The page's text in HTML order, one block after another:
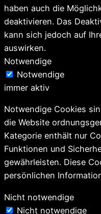
haben auch die
deaktivieren. Das
kann sich jedoch auf
auswirken.
Notwendige
Notwendige
immer aktiv
Notwendige Cookies
die Website
Kategorie enthält nur
Funktionen und
gewährleisten. Diese
persönlichen
Nicht notwendige
Nicht notwendige